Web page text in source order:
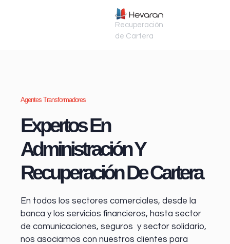
Recuperación
de Cartera
Agentes Transformadores
Expertos En
Administración Y
Recuperación De Cartera
En todos los sectores comerciales, desde la
banca y los servicios financieros, hasta sector
de comunicaciones, seguros y sector solidario,
nos asociamos con nuestros clientes para